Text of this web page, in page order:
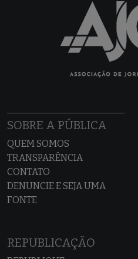
SOBRE A PÚBLICA
QUEM SOMOS
TRANSPARÊNCIA
CONTATO
DENUNCIE E SEJA UMA
FONTE
REPUBLICAÇÃO